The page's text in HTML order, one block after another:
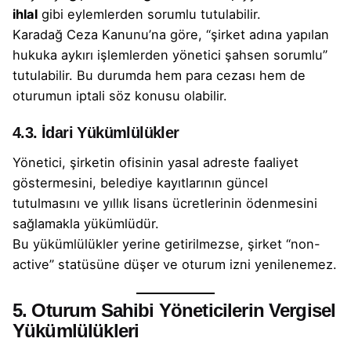
ihlal gibi eylemlerden sorumlu tutulabilir.
Karadağ Ceza Kanunu’na göre, “şirket adına yapılan
hukuka aykırı işlemlerden yönetici şahsen sorumlu”
tutulabilir. Bu durumda hem para cezası hem de
oturumun iptali söz konusu olabilir.
4.3. İdari Yükümlülükler
Yönetici, şirketin ofisinin yasal adreste faaliyet
göstermesini, belediye kayıtlarının güncel
tutulmasını ve yıllık lisans ücretlerinin ödenmesini
sağlamakla yükümlüdür.
Bu yükümlülükler yerine getirilmezse, şirket “non-
active” statüsüne düşer ve oturum izni yenilenemez.
5. Oturum Sahibi Yöneticilerin Vergisel
Yükümlülükleri